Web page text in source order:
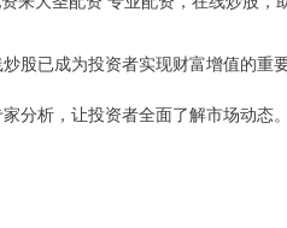
股已成为投资者实现财富增值的重要
分析，让投资者全面了解市场动态